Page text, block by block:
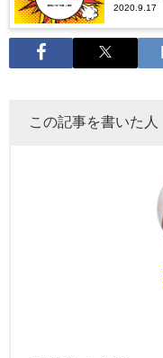
2020.9.17
この記事を書いた人